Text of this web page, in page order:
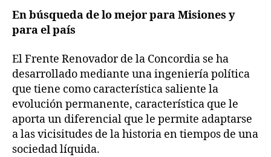
En búsqueda de lo mejor para Misiones y
para el país
El Frente Renovador de la Concordia se ha
desarrollado mediante una ingeniería política
que tiene como característica saliente la
evolución permanente, característica que le
aporta un diferencial que le permite adaptarse
a las vicisitudes de la historia en tiempos de una
sociedad líquida.